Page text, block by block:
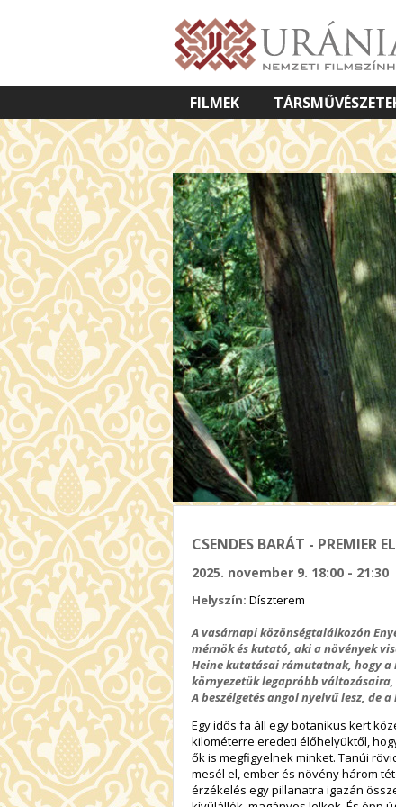
FILMEK
VETÍTETT KÉPES ELŐADÁSOK
CSENDES BARÁT - PREMIER
2025. november 9. 18:00 - 21:30
Helyszín: Díszterem
A vasárnapi közönségtalálkozón
mérnök és kutató, aki a növények
Heine kutatásai rámutatnak, hogy
környezetük legapróbb
A beszélgetés angol nyelvű lesz, de
Egy idős fa áll egy botanikus kert
kilométerre eredeti élőhelyüktől,
ők is megfigyelnek minket. Tanúi
mesél el, ember és növény három
érzékelés egy pillanatra igazán